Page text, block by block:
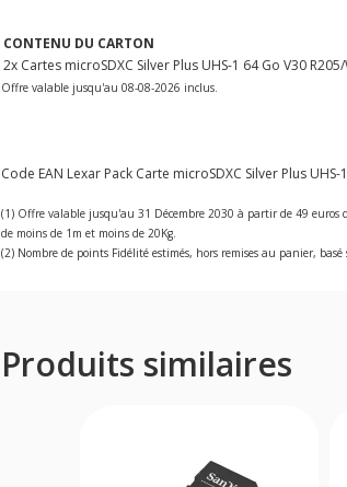
CONTENU DU CARTON
2x Cartes microSDXC Silver Plus UHS-1 64 Go V30
Offre valable jusqu'au 08-08-2026 inclus.
Code EAN Lexar Pack Carte microSDXC Silver Plus
(1) Offre valable jusqu'au 31 Décembre 2030 à partir de 49
de moins de 1m et moins de 20Kg.
(2) Nombre de points Fidélité estimés, hors remises au panier,
Produits similaires